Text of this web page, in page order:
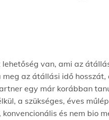
van, ami az
az átállási idő hosszát,
egy már korábban
a szükséges, éves
és nem bio